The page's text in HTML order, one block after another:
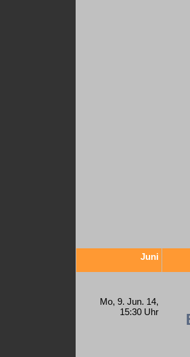
Juni
Mo, 9. Jun. 14,
15:30 Uhr